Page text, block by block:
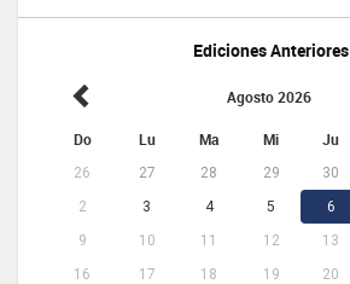
Ediciones Anteriores
Agosto 2026
Do Lu Ma Mi Ju
26 27 28 29 30
2
3 4 5 6
9
10 11 12 13
16
17 18 19 20